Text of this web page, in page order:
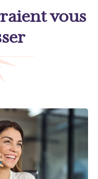
vous